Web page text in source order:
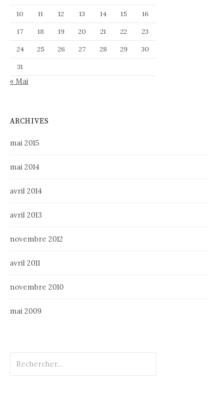
10
11 12 13 14 15
16
17
18 19 20 21 22
23
24
25 26 27 28 29
30
31
« Mai
ARCHIVES
mai 2015
mai 2014
avril 2014
avril 2013
novembre 2012
avril 2011
novembre 2010
mai 2009